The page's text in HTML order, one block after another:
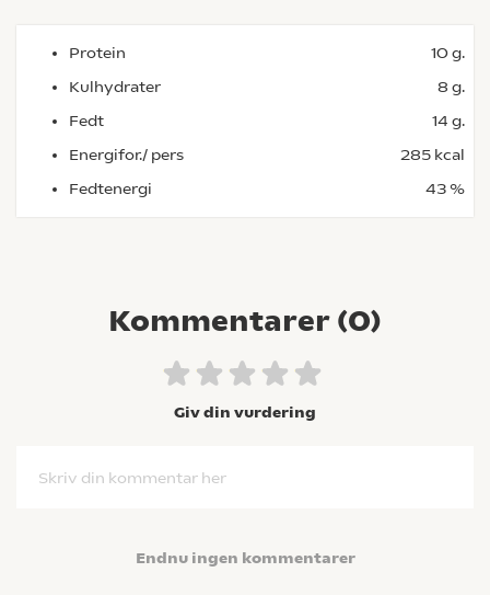
Protein
10 g.
Kulhydrater
8 g.
Fedt
14 g.
Energifor./ pers
285 kcal
Fedtenergi
43 %
Kommentarer (0)
Giv din vurdering
Skriv din kommentar her
Endnu ingen kommentarer